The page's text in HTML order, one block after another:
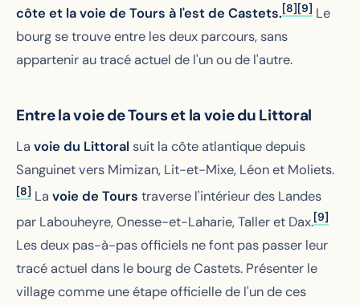
côte et la voie de Tours à l'est de Castets.[8][9] Le
bourg se trouve entre les deux parcours, sans
appartenir au tracé actuel de l'un ou de l'autre.
Entre la voie de Tours et la voie du Littoral
La voie du Littoral suit la côte atlantique depuis
Sanguinet vers Mimizan, Lit-et-Mixe, Léon et Moliets.
[8] La voie de Tours traverse l'intérieur des Landes
par Labouheyre, Onesse-et-Laharie, Taller et Dax.[9]
Les deux pas-à-pas officiels ne font pas passer leur
tracé actuel dans le bourg de Castets. Présenter le
village comme une étape officielle de l'un de ces